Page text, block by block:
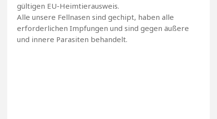
gültigen EU-Heimtierausweis.
Alle unsere Fellnasen sind gechipt, haben alle
erforderlichen Impfungen und sind gegen äußere
und innere Parasiten behandelt.